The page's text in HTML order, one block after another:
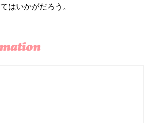
はいかがだろう。